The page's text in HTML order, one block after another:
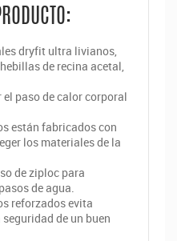
dryfit ultra livianos,
de recina acetal,
paso de calor corporal
están fabricados con
los materiales de la
de ziploc para
de agua.
reforzados evita
seguridad de un buen